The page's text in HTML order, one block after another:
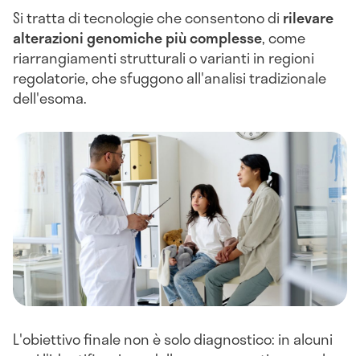
Si tratta di tecnologie che consentono di rilevare
alterazioni genomiche più complesse, come
riarrangiamenti strutturali o varianti in regioni
regolatorie, che sfuggono all'analisi tradizionale
dell'esoma.
L'obiettivo finale non è solo diagnostico: in alcuni